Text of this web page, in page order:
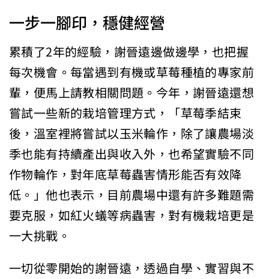
一步一腳印，穩健經營
累積了2年的經驗，謝晉遠邊做邊學，也把握
每次機會。每當遇到有機或草莓種植的專家前
輩，便馬上請教相關問題。今年，謝晉遠還想
嘗試一些新的栽培管理方式，「草莓季結束
後，溫室裡將嘗試以玉米輪作，除了讓農場淡
季也能有持續產出與收入外，也希望實驗不同
作物輪作，對年底草莓蟲害情形能否有效降
低。」他也表示，目前農場中還有許多難題需
要克服，如紅火蟻等病蟲害，對有機栽培更是
一大挑戰。
一切從零開始的謝晉遠，透過自學、實習與不